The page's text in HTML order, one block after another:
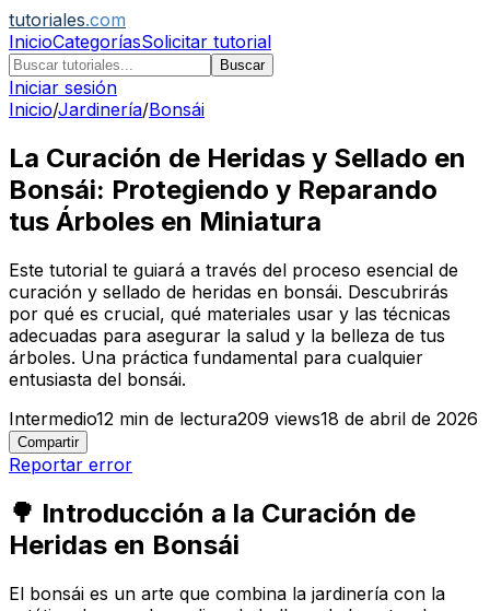
tutoriales.com
InicioCategoríasSolicitar tutorial
Buscar
Iniciar sesión
Inicio/Jardinería/Bonsái
La Curación de Heridas y Sellado en
Bonsái: Protegiendo y Reparando
tus Árboles en Miniatura
Este tutorial te guiará a través del proceso esencial de
curación y sellado de heridas en bonsái. Descubrirás
por qué es crucial, qué materiales usar y las técnicas
adecuadas para asegurar la salud y la belleza de tus
árboles. Una práctica fundamental para cualquier
entusiasta del bonsái.
Intermedio12 min de lectura209 views18 de abril de 2026
Compartir
Reportar error
🌳 Introducción a la Curación de
Heridas en Bonsái
El bonsái es un arte que combina la jardinería con la